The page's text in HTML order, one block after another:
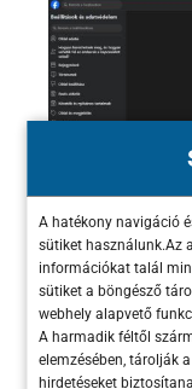
A hatékony navigáció
sütiket használunk.Az
információkat talál
sütiket a böngésző
webhely alapvető
A harmadik féltől
elemzésében, tárolják
hirdetéseket
3.